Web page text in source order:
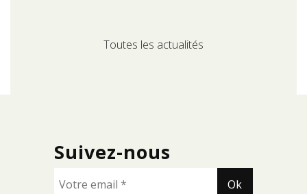
Toutes les actualités
Suivez-nous